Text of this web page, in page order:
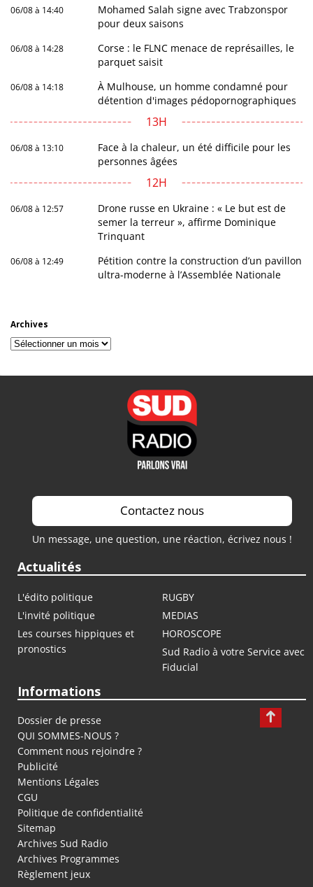
06/08 à 14:40
Mohamed Salah signe avec Trabzonspor
pour deux saisons
06/08 à 14:28
Corse : le FLNC menace de représailles, le
parquet saisit
06/08 à 14:18
À Mulhouse, un homme condamné pour
détention d'images pédopornographiques
13H
06/08 à 13:10
Face à la chaleur, un été difficile pour les
personnes âgées
12H
06/08 à 12:57
Drone russe en Ukraine : « Le but est de
semer la terreur », affirme Dominique
Trinquant
06/08 à 12:49
Pétition contre la construction d’un pavillon
ultra-moderne à l’Assemblée Nationale
Archives
Archives
Contactez nous
Un message, une question, une réaction, écrivez nous !
Actualités
L'édito politique
RUGBY
L'invité politique
MEDIAS
Les courses hippiques et
pronostics
HOROSCOPE
Sud Radio à votre Service avec
Fiducial
Informations
Dossier de presse
QUI SOMMES-NOUS ?
Comment nous rejoindre ?
Publicité
Mentions Légales
CGU
Politique de confidentialité
Sitemap
Archives Sud Radio
Archives Programmes
Règlement jeux